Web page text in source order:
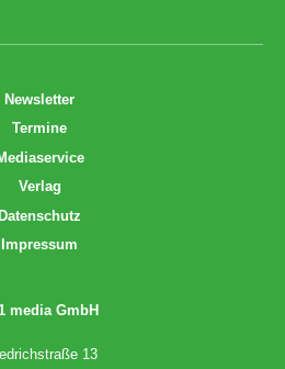
Newsletter
Termine
Verlag
Datenschutz
Impressum
media GmbH
13